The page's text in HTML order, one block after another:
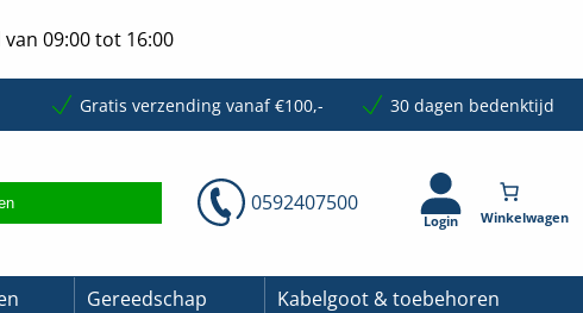
09:00 tot 16:00
Gratis verzending vanaf €100,- 30 dagen bedenktijd
0592407500
Login
Gereedschap Kabelgoot & toebehoren